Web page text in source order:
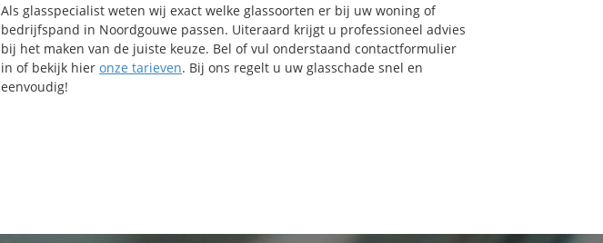
Als glasspecialist weten wij exact welke glassoorten er bij uw woning of
bedrijfspand in Noordgouwe passen. Uiteraard krijgt u professioneel advies
bij het maken van de juiste keuze. Bel of vul onderstaand contactformulier
in of bekijk hier onze tarieven. Bij ons regelt u uw glasschade snel en
eenvoudig!